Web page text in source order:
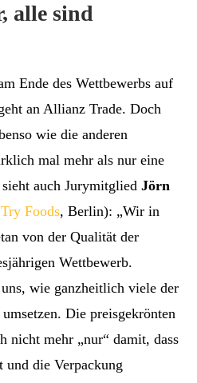
alle sind
Ende des Wettbewerbs auf
an Allianz Trade. Doch
wie die anderen
mal mehr als nur eine
auch Jurymitglied Jörn
Try Foods, Berlin): „Wir in
von der Qualität der
Wettbewerb.
wie ganzheitlich viele der
Die preisgekrönten
nicht mehr „nur“ damit, dass
die Verpackung